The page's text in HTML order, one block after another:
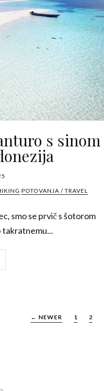
s sinom
POTOVANJA / TRAVEL
smo se prvič s šotorom
takratnemu...
← NEWER 1 2